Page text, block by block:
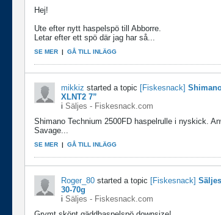
Hej!
Ute efter nytt haspelspö till Abborre.
Letar efter ett spö där jag har så...
SE MER GÅ TILL INLÄGG
mikkiz started a topic [Fiskesnack]
XLNT2 7”
i Säljes - Fiskesnack.com
Shimano Technium 2500FD haspelrulle i nyskick.
Savage...
SE MER GÅ TILL INLÄGG
Roger_80 started a topic [Fiskesnack]
30-70g
i Säljes - Fiskesnack.com